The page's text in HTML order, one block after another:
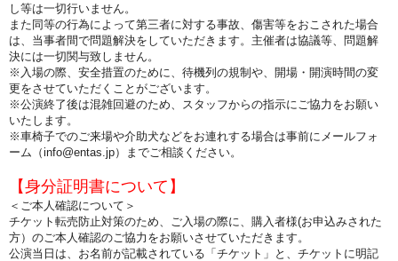
し等は一切行いません。
また同等の行為によって第三者に対する事故、傷害等をおこされた場合
は、当事者間で問題解決をしていただきます。主催者は協議等、問題解
決には一切関与致しません。
※入場の際、安全措置のために、待機列の規制や、開場・開演時間の変
更をさせていただくことがございます。
※公演終了後は混雑回避のため、スタッフからの指示にご協力をお願い
いたします。
※車椅子でのご来場や介助犬などをお連れする場合は事前にメールフォ
ーム（info@entas.jp）までご相談ください。
【身分証明書について】
＜ご本人確認について＞
チケット転売防止対策のため、ご入場の際に、購入者様(お申込みされた
方）のご本人確認のご協力をお願いさせていただきます。
公演当日は、お名前が記載されている「チケット」と、チケットに明記